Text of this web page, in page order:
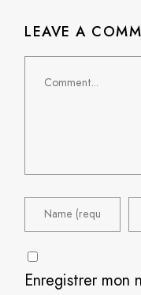
LEAVE A
Enregistrer mon